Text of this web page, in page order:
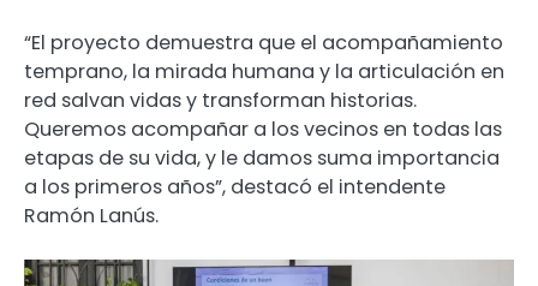
“El proyecto demuestra que el acompañamiento
temprano, la mirada humana y la articulación en
red salvan vidas y transforman historias.
Queremos acompañar a los vecinos en todas las
etapas de su vida, y le damos suma importancia
a los primeros años”, destacó el intendente
Ramón Lanús.